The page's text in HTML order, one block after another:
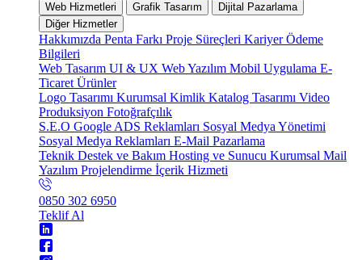
Web Hizmetleri Grafik Tasarım
Dijital Pazarlama
Diğer Hizmetler
Hakkımızda Penta Farkı Proje Süreçleri KariyerÖdeme
Bilgileri
Web Tasarım UI & UX Web Yazılım Mobil Uygulama E-
Ticaret Ürünler
Logo Tasarımı Kurumsal Kimlik Katalog Tasarımı Video
Produksiyon Fotoğrafçılık
S.E.O Google ADS Reklamları Sosyal Medya Yönetimi
Sosyal Medya Reklamları E-Mail Pazarlama
Teknik Destek ve Bakım Hosting ve Sunucu Kurumsal Mail
Yazılım Projelendirme İçerik Hizmeti
0850 302 6950
Teklif Al